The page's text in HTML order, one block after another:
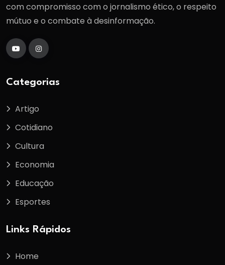
com compromisso com o jornalismo ético, o respeito
mútuo e o combate à desinformação.
Categorias
Artigo
Cotidiano
Cultura
Economia
Educação
Esportes
Links Rápidos
Home